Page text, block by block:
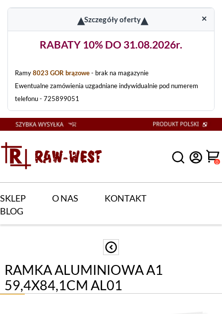
▴Szczegóły oferty▴ ✕
RABATY 10% DO 31.08.2026r.
Ramy8023 GOR brązowe- brak na magazynie
Ewentualne zamówienia uzgadniane indywidualnie pod numerem
telefonu - 725899051
0
SKLEP O NAS
KONTAKT
BLOG
RAMKA ALUMINIOWA A1
59,4X84,1CM AL01